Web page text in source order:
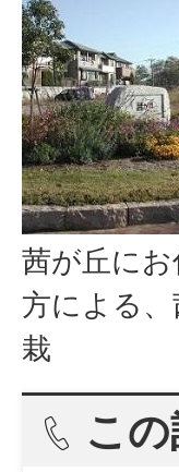
茜が丘に
方による
栽
こ